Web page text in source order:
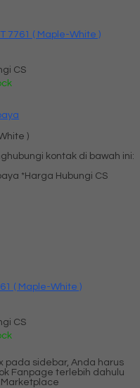
7761 ( Maple-White )
CS
)
kontak di bawah ini:
*Harga Hubungi CS
( Maple-White )
CS
pada sidebar, Anda harus
Fanpage terlebih dahulu